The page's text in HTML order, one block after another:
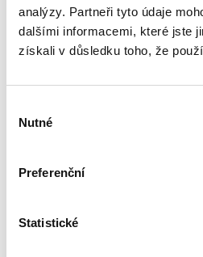
analýzy. Partneři tyto údaje
dalšími informacemi, které jste
získali v důsledku toho, že
souhlasu
Nutné
Preferenční
Statistické